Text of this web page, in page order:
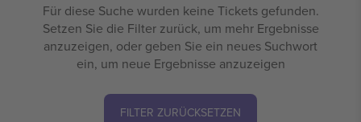
Für diese Suche wurden keine Tickets gefunden.
Setzen Sie die Filter zurück, um mehr Ergebnisse
anzuzeigen, oder geben Sie ein neues Suchwort
ein, um neue Ergebnisse anzuzeigen
FILTER ZURÜCKSETZEN